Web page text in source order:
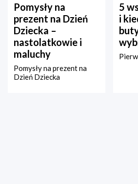
Pomysły na
prezent na Dzień
Dziecka –
nastolatkowie i
maluchy
Pomysły na prezent na
Dzień Dziecka
5
i